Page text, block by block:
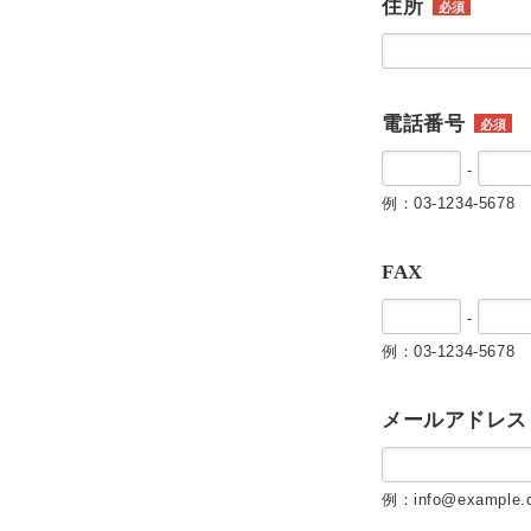
住所 必須
電話番号 必須
-
例：03-1234-5678
FAX
-
例：03-1234-5678
メールアドレス
例：